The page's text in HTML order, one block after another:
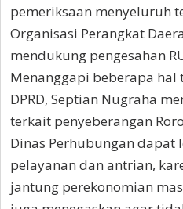
pemeriksaan menyeluruh
Organisasi Perangkat
mendukung pengesahan
Menanggapi beberapa hal
DPRD, Septian Nugraha
terkait penyeberangan
Dinas Perhubungan dapat
pelayanan dan antrian,
jantung perekonomian